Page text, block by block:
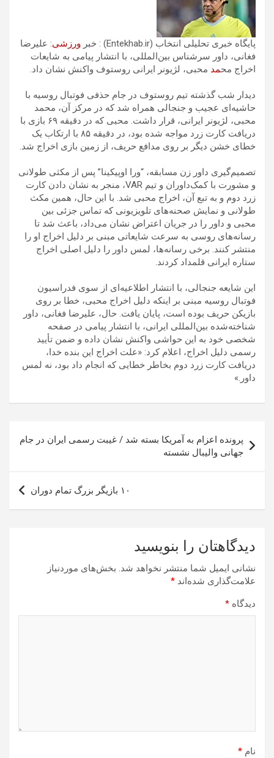
پایگاه خبری تحلیلی انتخاب (Entekhab.ir) : خبر ورزشی: علیرضا
فغانی، داور سرشناس بین‌المللی، با انتشار پیامی به شایعات
اخراج محمد محبی، لژیونر ایرانی روستوف واکنش نشان داد.
دیدار شب گذشته تیم روستوف در جام حذفی فوتبال روسیه با
حاشیه‌ای عجیب و جنجالی همراه شد که در مرکز آن، محمد
محبی، لژیونر ایرانی، قرار داشت. محبی که در دقیقه ۶۹ بازی با
دریافت کارت زرد مواجه شده بود، در دقیقه ۸۵ با ارتکاب یک
خطای خشن دیگر بر روی مدافع حریف، از زمین بازی اخراج شد.
تصمیم‌گیری داور زن مسابقه، “ورا اوپیکینا” پس از مکثی طولانی
و مشورت با کمک‌داوران و تیم VAR، منجر به نشان دادن کارت
زرد دوم و به تبع آن، اخراج محبی شد. با این حال، همین مکث
طولانی و نمایش صحنه‌های تلویزیونی که تماس جزئی بین
محبی و داور را در جریان اعتراض نشان می‌داد، باعث شد تا
رسانه‌های روسی به سرعت شایعاتی مبنی بر دلیل اخراج او را
منتشر کنند. برخی رسانه‌ها، لمس داور را دلیل اصلی اخراج
ستاره ایرانی قلمداد کردند.
این شایعه جنجالی، با انتشار اطلاعیه‌ای از سوی فدراسیون
فوتبال روسیه مبنی بر اینکه دلیل اخراج محبی، خطا بر روی
بازیکن حریف بوده است، پایان یافت. حال، علیرضا فغانی، داور
شناخته‌شده بین‌المللی ایرانی، با انتشار پیامی در صفحه
شخصی خود به این حواشی واکنش نشان داده و ضمن تأیید
رسمی دلیل اخراج، اعلام کرد: «علت اخراج این بنده خدا،
دریافت کارت زرد دوم بخاطر خطایی که انجام داد بود، نه لمس
داور.»
نوشته
پرونده اعزام به آمریکا بسته شد / غیبت رسمی ایران در جام
جهانی والیبال نشسته
۱۰ بازیگر بزرگ تمام دوران
دیدگاهتان را بنویسید
نشانی ایمیل شما منتشر نخواهد شد. بخش‌های موردنیاز
علامت‌گذاری شده‌اند *
دیدگاه *
نام *